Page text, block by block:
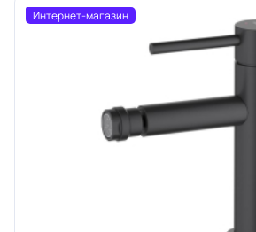
Интернет-магазин